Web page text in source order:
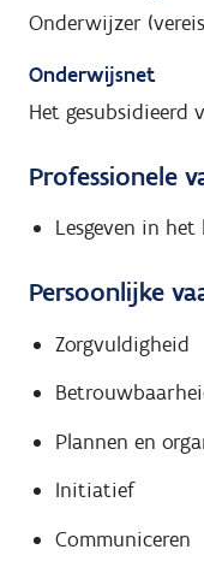
Onderwijzer
Onderwijsnet
Het
Professionele
Lesgeven in
Persoonlijke
Zorgvuldigheid
Plannen en
Initiatief
Communiceren